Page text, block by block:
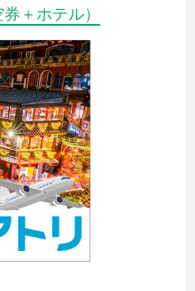
＋ホテル）